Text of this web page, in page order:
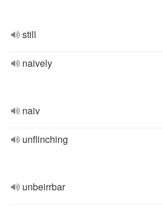
still
naively
naiv
unflinching
unbeirrbar